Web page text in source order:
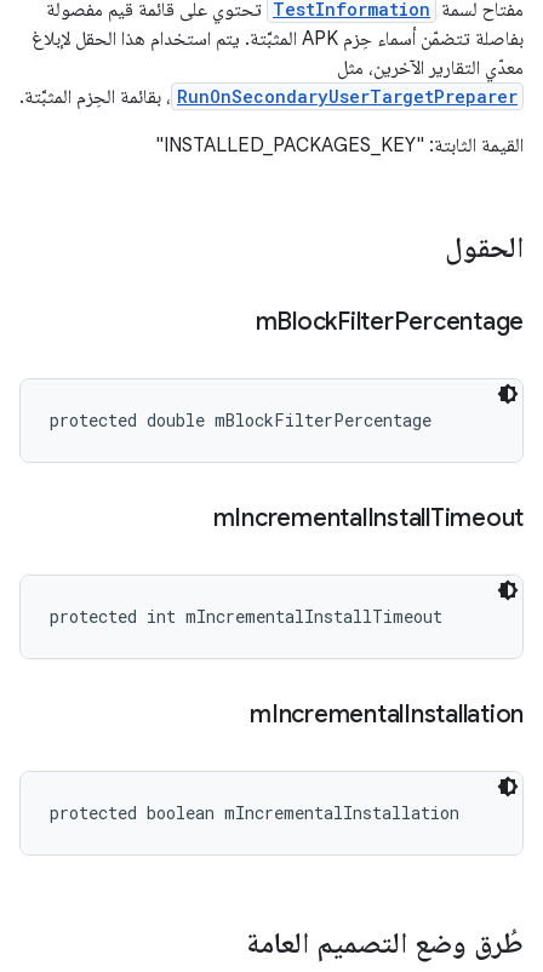
مفتاح لسمة TestInformation تحتوي على قائمة قيم مفصولة
بفاصلة تتضمّن أسماء حِزم APK المثبَّتة. يتم استخدام هذا الحقل لإبلاغ
معدّي التقارير الآخرين، مثل
RunOnSecondaryUserTargetPreparer ، بقائمة الحِزم المثبَّتة.
القيمة الثابتة: "INSTALLED_PACKAGES_KEY"
الحقول
mBlockFilterPercentage
protected double mBlockFilterPercentage
mIncrementalInstallTimeout
protected int mIncrementalInstallTimeout
mIncrementalInstallation
protected boolean mIncrementalInstallation
طُرق وضع التصميم العامة